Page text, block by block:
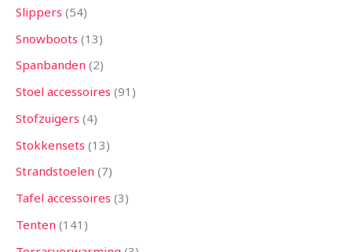
Slippers 54
Snowboots 13
Spanbanden 2
Stoel accessoires 91
Stofzuigers 4
Stokkensets 13
Strandstoelen 7
Tafel accessoires 3
Tenten 141